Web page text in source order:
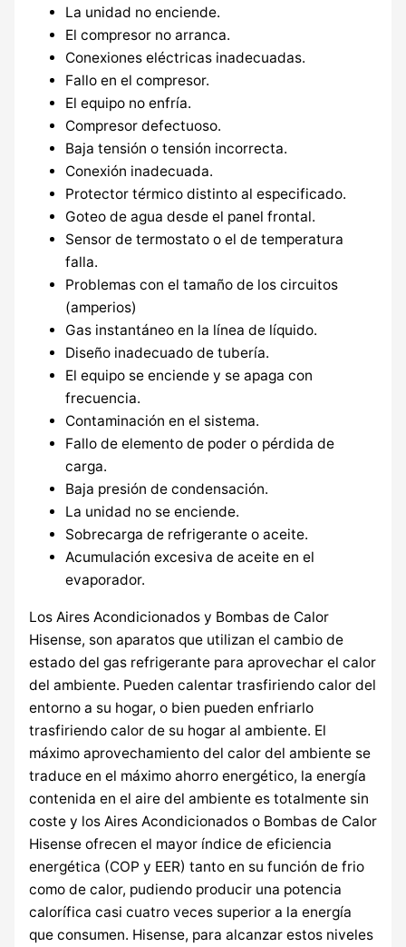
La unidad no enciende.
El compresor no arranca.
Conexiones eléctricas inadecuadas.
Fallo en el compresor.
El equipo no enfría.
Compresor defectuoso.
Baja tensión o tensión incorrecta.
Conexión inadecuada.
Protector térmico distinto al especificado.
Goteo de agua desde el panel frontal.
Sensor de termostato o el de temperatura
falla.
Problemas con el tamaño de los circuitos
(amperios)
Gas instantáneo en la línea de líquido.
Diseño inadecuado de tubería.
El equipo se enciende y se apaga con
frecuencia.
Contaminación en el sistema.
Fallo de elemento de poder o pérdida de
carga.
Baja presión de condensación.
La unidad no se enciende.
Sobrecarga de refrigerante o aceite.
Acumulación excesiva de aceite en el
evaporador.
Los Aires Acondicionados y Bombas de Calor
Hisense, son aparatos que utilizan el cambio de
estado del gas refrigerante para aprovechar el calor
del ambiente. Pueden calentar trasfiriendo calor del
entorno a su hogar, o bien pueden enfriarlo
trasfiriendo calor de su hogar al ambiente. El
máximo aprovechamiento del calor del ambiente se
traduce en el máximo ahorro energético, la energía
contenida en el aire del ambiente es totalmente sin
coste y los Aires Acondicionados o Bombas de Calor
Hisense ofrecen el mayor índice de eficiencia
energética (COP y EER) tanto en su función de frio
como de calor, pudiendo producir una potencia
calorífica casi cuatro veces superior a la energía
que consumen. Hisense, para alcanzar estos niveles